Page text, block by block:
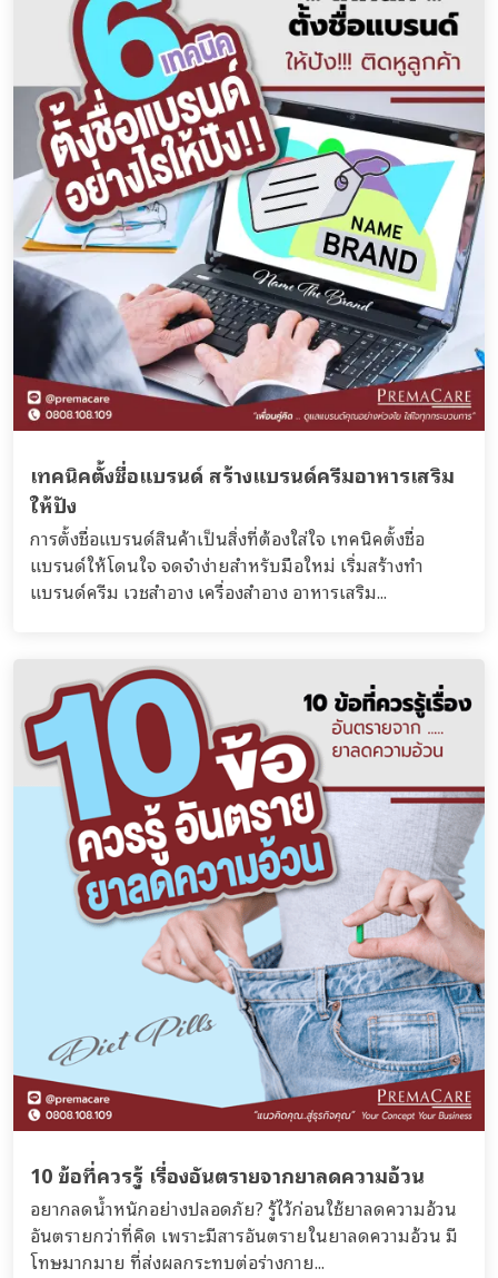
เทคนิคตั้งชื่อแบรนด์ สร้างแบรนด์ครีมอาหารเสริม
ให้ปัง
การตั้งชื่อแบรนด์สินค้าเป็นสิ่งที่ต้องใส่ใจ เทคนิคตั้งชื่อ
แบรนด์ให้โดนใจ จดจำง่ายสำหรับมือใหม่ เริ่มสร้างทำ
แบรนด์ครีม เวชสำอาง เครื่องสำอาง อาหารเสริม...
10 ข้อที่ควรรู้ เรื่องอันตรายจากยาลดความอ้วน
อยากลดน้ำหนักอย่างปลอดภัย? รู้ไว้ก่อนใช้ยาลดความอ้วน
อันตรายกว่าที่คิด เพราะมีสารอันตรายในยาลดความอ้วน มี
โทษมากมาย ที่ส่งผลกระทบต่อร่างกาย...